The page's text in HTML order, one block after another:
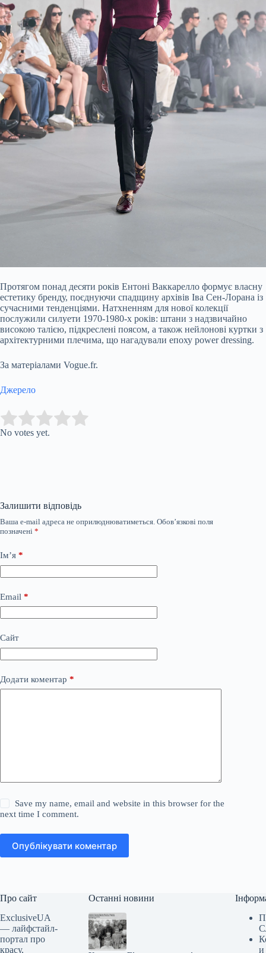
Протягом понад десяти років Ентоні Ваккарелло формує власну
естетику бренду, поєднуючи спадщину архівів Іва Сен-Лорана із
сучасними тенденціями. Натхненням для нової колекції
послужили силуети 1970-1980-х років: штани з надзвичайно
високою талією, підкреслені поясом, а також нейлонові куртки з
архітектурними плечима, що нагадували епоху power dressing.
За матеріалами Vogue.fr.
Джерело
Rate this item:
No votes yet.
Залишити відповідь
Ваша e-mail адреса не оприлюднюватиметься. Обов’язкові поля
позначені *
Ім’я *
Email *
Сайт
Додати коментар *
Save my name, email and website in this browser for the
next time I comment.
Опублікувати коментар
Про сайт
ExclusiveUA
— лайфстайл-
портал про
красу,
Останні новини
и